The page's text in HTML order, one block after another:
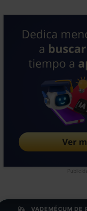
VADEMÉCUM DE